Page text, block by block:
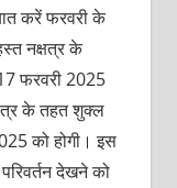
करें फरवरी के
नक्षत्र के
फरवरी 2025
के तहत शुक्ल
को होगी। इस
देखने को